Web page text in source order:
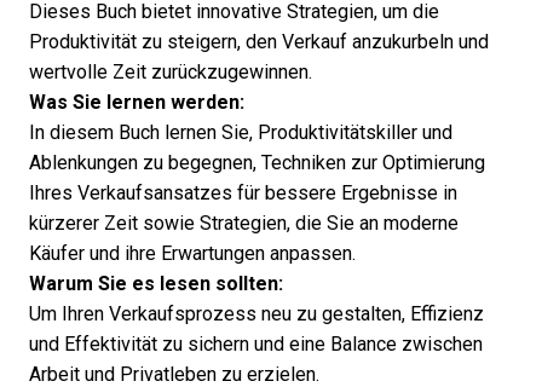
Dieses Buch bietet innovative Strategien, um die
Produktivität zu steigern, den Verkauf anzukurbeln und
wertvolle Zeit zurückzugewinnen.
Was Sie lernen werden:
In diesem Buch lernen Sie, Produktivitätskiller und
Ablenkungen zu begegnen, Techniken zur Optimierung
Ihres Verkaufsansatzes für bessere Ergebnisse in
kürzerer Zeit sowie Strategien, die Sie an moderne
Käufer und ihre Erwartungen anpassen.
Warum Sie es lesen sollten:
Um Ihren Verkaufsprozess neu zu gestalten, Effizienz
und Effektivität zu sichern und eine Balance zwischen
Arbeit und Privatleben zu erzielen.